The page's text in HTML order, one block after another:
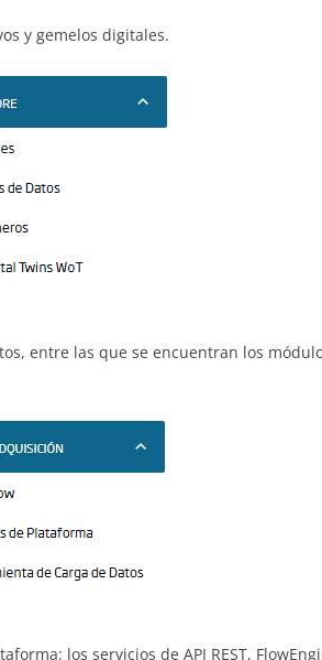
y gemelos digitales.
entre las que se encuentran los
los servicios de API REST,